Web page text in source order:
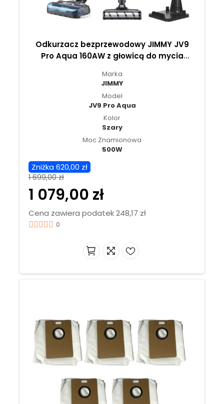
Odkurzacz bezprzewodowy JIMMY JV9
Pro Aqua 160AW z głowicą do mycia
Marka
JIMMY
Model
JV9 Pro Aqua
Kolor
Szary
Moc Znamionowa
500W
Zniżka 620,00 zł
1 699,00 zł
1 079,00 zł
Cena zawiera podatek 248,17 zł
0